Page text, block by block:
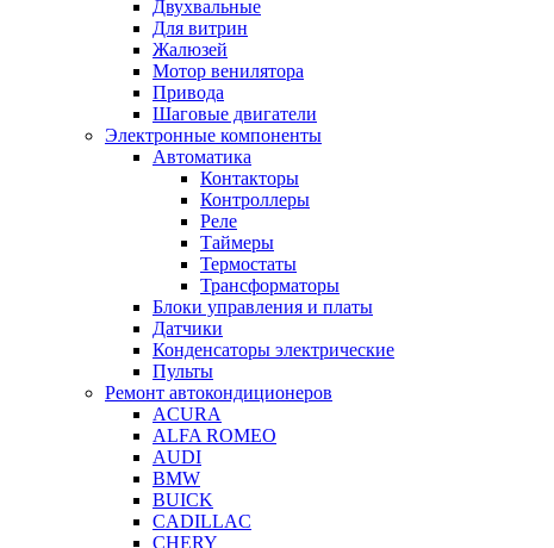
Двухвальные
Для витрин
Жалюзей
Мотор венилятора
Привода
Шаговые двигатели
Электронные компоненты
Автоматика
Контакторы
Контроллеры
Реле
Таймеры
Термостаты
Трансформаторы
Блоки управления и платы
Датчики
Конденсаторы электрические
Пульты
Ремонт автокондиционеров
ACURA
ALFA ROMEO
AUDI
BMW
BUICK
CADILLAC
CHERY